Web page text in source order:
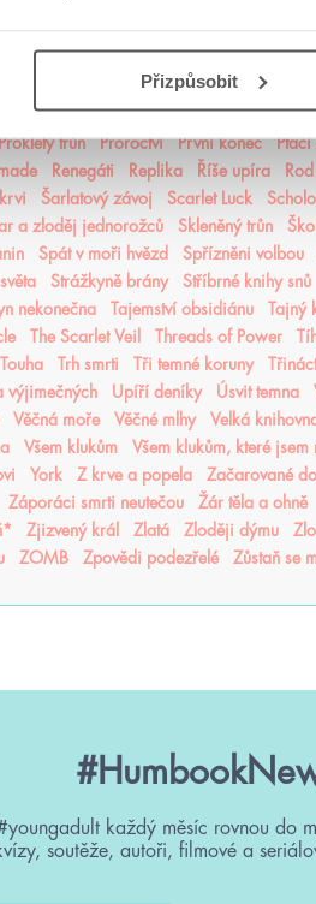
Přizpůsobit
Pomněnka Pomsta & rozbřesk
Prázdné sliby Příběh magie
trůn Proroctví První konec Ptačí
Renegáti Replika Říše upíra
Šarlatový závoj Scarlet Luck
a zloděj jednorožců Skleněný trůn
Spát v moři hvězd Spřízněni volbou
Strážkyně brány Stříbrné knihy snů
nekonečna Tajemství obsidiánu Tajný
The Scarlet Veil Threads of Power
Touha Trh smrti Tři temné koruny
výjimečných Upíří deníky Úsvit temna
Věčná moře Věčné mlhy Velká
Všem klukům Všem klukům, které jsem
York Z krve a popela Začarované
Záporáci smrti neutečou Žár těla a ohně
Zjizvený král Zlatá Zloději dýmu
ZOMB Zpovědi podezřelé Zůstaň se
každý měsíc rovnou do
soutěže, autoři, filmové a